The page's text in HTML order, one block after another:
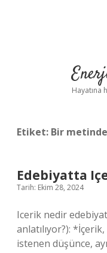
Hayatına
Etiket: Bir
Edebiyatta
Tarih: Ekim 28, 2024
Icerik nedir
anlatılıyor?):
istenen düşünce,